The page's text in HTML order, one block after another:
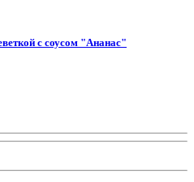
с соусом "Ананас"